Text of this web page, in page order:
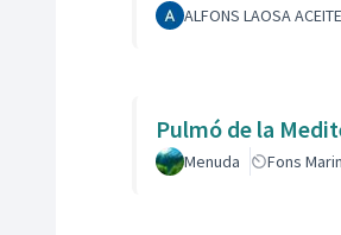
ALFONS LAOSA
Pulmó de la
Menuda Fons